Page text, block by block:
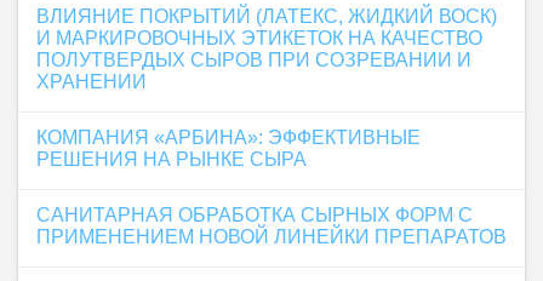
ВЛИЯНИЕ ПОКРЫТИЙ (ЛАТЕКС, ЖИДКИЙ ВОСК)
И МАРКИРОВОЧНЫХ ЭТИКЕТОК НА КАЧЕСТВО
ПОЛУТВЕРДЫХ СЫРОВ ПРИ СОЗРЕВАНИИ И
ХРАНЕНИИ
КОМПАНИЯ «АРБИНА»: ЭФФЕКТИВНЫЕ
РЕШЕНИЯ НА РЫНКЕ СЫРА
САНИТАРНАЯ ОБРАБОТКА СЫРНЫХ ФОРМ С
ПРИМЕНЕНИЕМ НОВОЙ ЛИНЕЙКИ ПРЕПАРАТОВ